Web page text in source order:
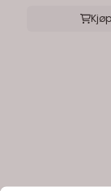
Kjøp